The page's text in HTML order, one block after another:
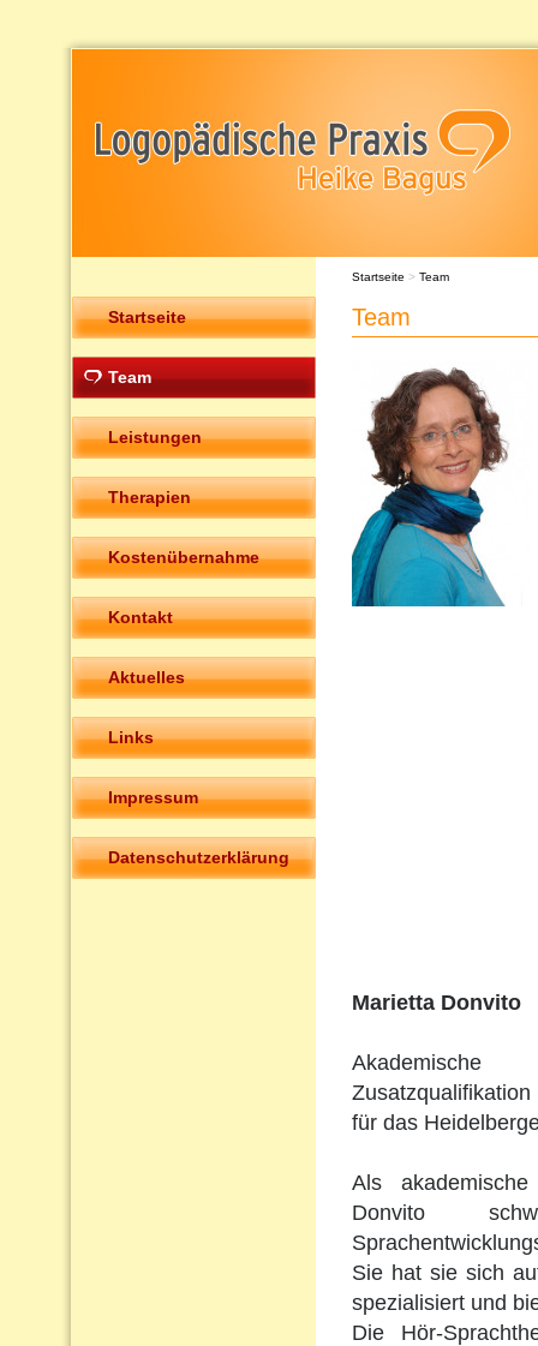
Startseite
Team
Leistungen
Therapien
Kostenübernahme
Kontakt
Aktuelles
Links
Impressum
Datenschutzerklärung
Startseite > Team
Team
Marietta Donvito
für das
Als
Donvito
Sie hat sie sich
spezialisiert und
Die Hör-